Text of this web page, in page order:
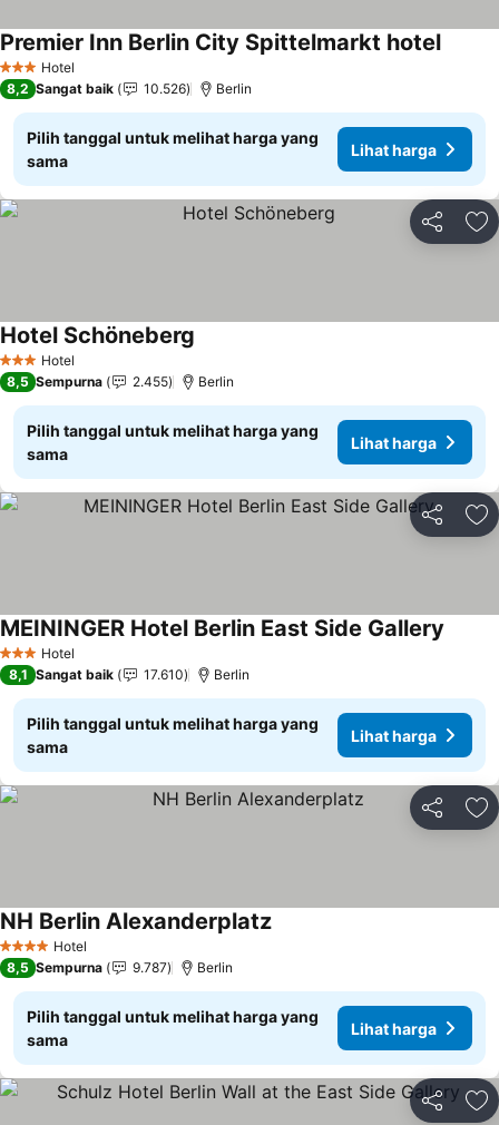
3 BintangHotel
Premier Inn Berlin City Spittelmarkt hotelLihat
8,2 Sangat baik 10.526 Berlin
Pilih tanggal untuk melihat harga yang
sama
Lihat harga
Bagikan
3 BintangHotel
Hotel Schöneberg
8,5 Sempurna 2.455 Berlin
Pilih tanggal untuk melihat harga yang
sama
Lihat harga
Bagikan
3 BintangHotel
MEININGER Hotel Berlin East Side Gallery
8,1 Sangat baik 17.610 Berlin
Pilih tanggal untuk melihat harga yang
sama
Lihat harga
Bagikan
4 BintangHotel
NH Berlin AlexanderplatzLihat harga
8,5 Sempurna 9.787 Berlin
Pilih tanggal untuk melihat harga yang
sama
Lihat harga
Bagikan